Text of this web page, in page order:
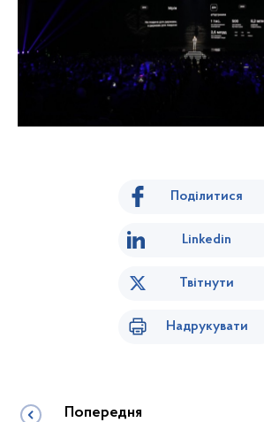
Поділитися
Linkedin
Твітнути
Надрукувати
Попередня